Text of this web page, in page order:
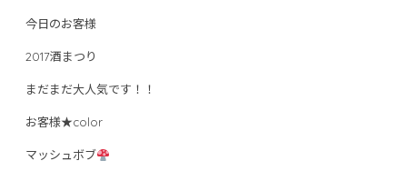
今日のお客様
2017酒まつり
まだまだ大人気です！！
お客様★color
マッシュボブ